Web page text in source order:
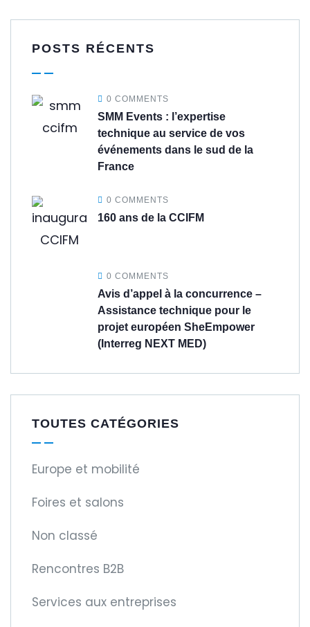
POSTS RÉCENTS
0 COMMENTS
SMM Events : l’expertise
technique au service de vos
événements dans le sud de la
France
0 COMMENTS
160 ans de la CCIFM
0 COMMENTS
Avis d’appel à la concurrence –
Assistance technique pour le
projet européen SheEmpower
(Interreg NEXT MED)
TOUTES CATÉGORIES
Europe et mobilité
Foires et salons
Non classé
Rencontres B2B
Services aux entreprises